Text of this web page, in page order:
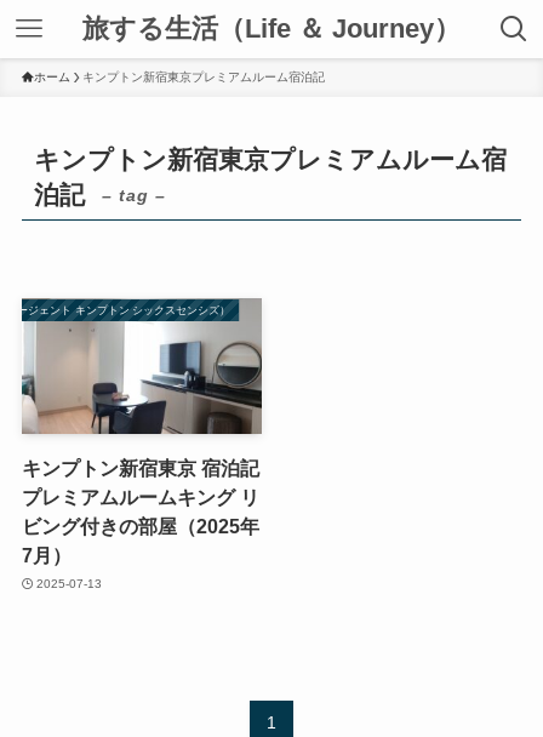
旅する生活（Life ＆ Journey）
ホーム キンプトン新宿東京プレミアムルーム宿泊記
キンプトン新宿東京プレミアムルーム宿
泊記
– tag –
リージェント キンプトン シックスセンシズ）
キンプトン新宿東京 宿泊記
プレミアムルームキング リ
ビング付きの部屋（2025年
7月）
2025-07-13
1